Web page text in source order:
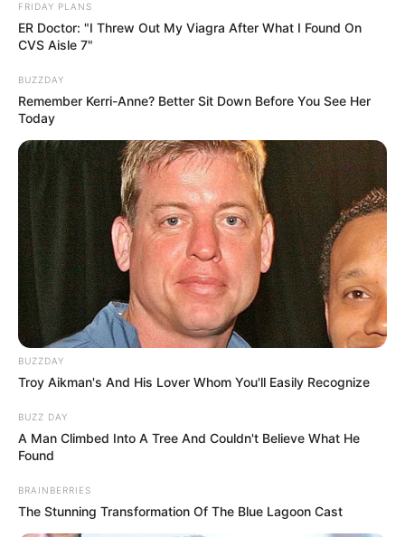
FRIDAY PLANS
ER Doctor: "I Threw Out My Viagra After What I Found On
CVS Aisle 7"
BUZZDAY
Remember Kerri-Anne? Better Sit Down Before You See Her
Today
BUZZDAY
Troy Aikman's And His Lover Whom You'll Easily Recognize
BUZZ DAY
A Man Climbed Into A Tree And Couldn't Believe What He
Found
BRAINBERRIES
The Stunning Transformation Of The Blue Lagoon Cast